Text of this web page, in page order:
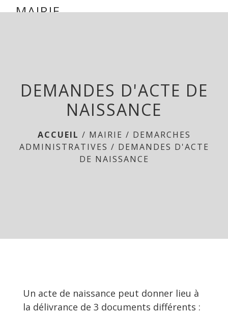
mairie parsac
MAIRIE
DEMANDES D'ACTE DE
NAISSANCE
ACCUEIL / MAIRIE / DEMARCHES
ADMINISTRATIVES / DEMANDES D'ACTE
DE NAISSANCE
Un acte de naissance peut donner lieu à
la délivrance de 3 documents différents :